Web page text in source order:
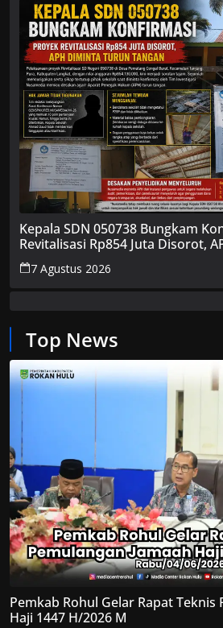
Kepala SDN 050738 Bungkam
Revitalisasi Rp854 Juta Disorot,
Tangan
7 Agustus 2026
Top News
Pemkab Rohul Gelar Rapat Teknis
Haji 1447 H/2026 M